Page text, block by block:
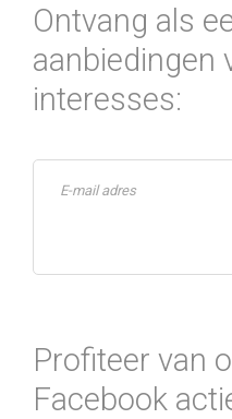
Ontvang als
aanbiedingen
interesses:
Profiteer van
Facebook